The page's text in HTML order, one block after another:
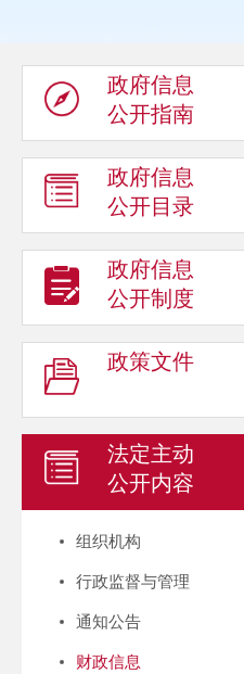
政府信息
公开指南
政府信息
公开目录
政府信息
公开制度
政策文件
法定主动
公开内容
组织机构
行政监督与管理
通知公告
财政信息